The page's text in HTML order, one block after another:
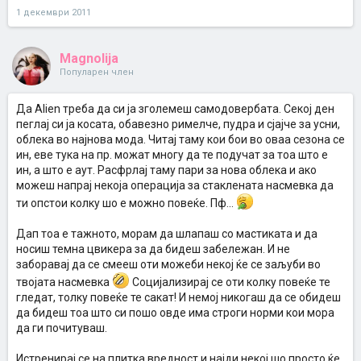
1 декември 2011
Magnolija
Популарен член
Да Alien треба да си ја зголемеш самодовербата. Секој ден
пеглај си ја косата, обавезно римелче, пудра и сјајче за усни,
облека во најнова мода. Читај таму кои бои во оваа сезона се
ин, еве тука на пр. можат многу да те подучат за тоа што е
ин, а што е аут. Расфрлај таму пари за нова облека и ако
можеш напрај некоја операција за стаклената насмевка да
ти опстои колку шо е можно повеќе. Пф...
Дап тоа е тажното, морам да шлапаш со мастиката и да
носиш темна цвикера за да бидеш забележан. И не
заборавај да се смееш оти можеби некој ќе се заљуби во
твојата насмевка
Социјализирај се оти колку повеќе те
гледат, толку повеќе те сакат! И немој никогаш да се обидеш
да бидеш тоа што си пошо овде има строги норми кои мора
да ги почитуваш.